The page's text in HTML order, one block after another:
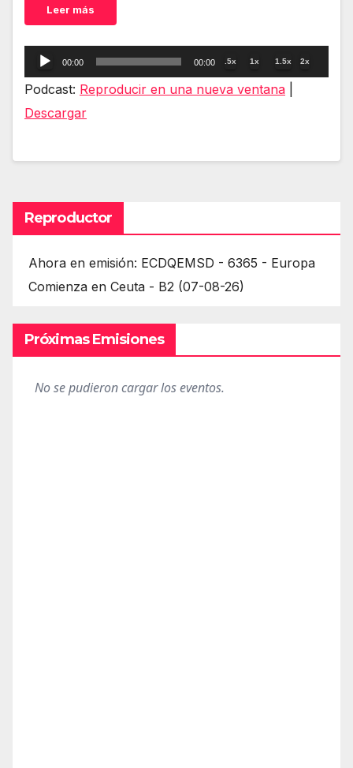
Leer más
Reproductor
de
00:00 00:00 .5x 1x 1.5x 2x
Podcast: Reproducir en una nueva ventana
Descargar
Reproductor
Ahora en emisión: ECDQEMSD - 6365 - Europa
Comienza en Ceuta - B2 (07-08-26)
Próximas Emisiones